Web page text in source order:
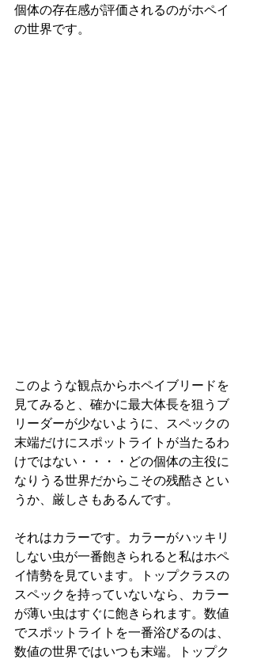
個体の存在感が評価されるのがホペイ
の世界です。
このような観点からホペイブリードを
見てみると、確かに最大体長を狙うブ
リーダーが少ないように、スペックの
末端だけにスポットライトが当たるわ
けではない・・・・どの個体の主役に
なりうる世界だからこその残酷さとい
うか、厳しさもあるんです。
それはカラーです。カラーがハッキリ
しない虫が一番飽きられると私はホペ
イ情勢を見ています。トップクラスの
スペックを持っていないなら、カラー
が薄い虫はすぐに飽きられます。数値
でスポットライトを一番浴びるのは、
数値の世界ではいつも末端。トップク